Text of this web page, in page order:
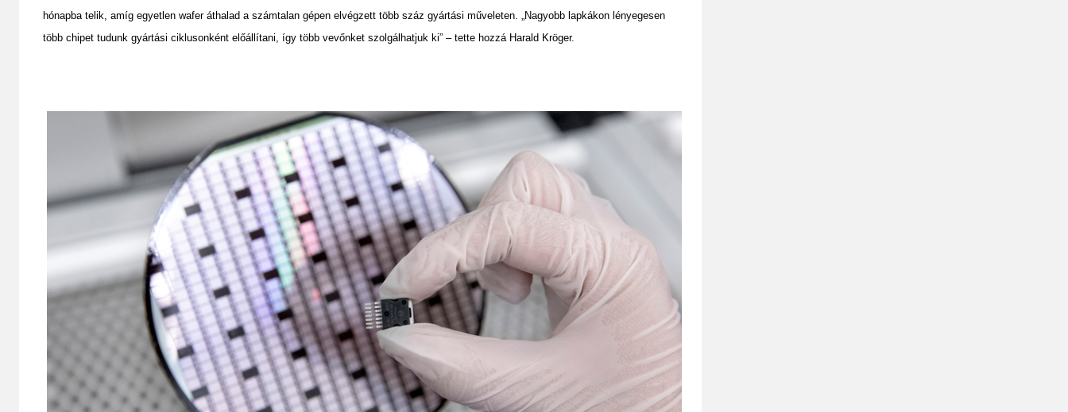
hónapba telik, amíg egyetlen wafer áthalad a számtalan gépen elvégzett több száz gyártási műveleten. „Nagyobb lapkákon lényegesen
több chipet tudunk gyártási ciklusonként előállítani, így több vevőnket szolgálhatjuk ki” – tette hozzá Harald Kröger.